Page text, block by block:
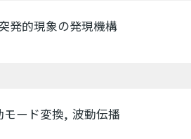
発的現象の発現機構
モード変換 波動伝播